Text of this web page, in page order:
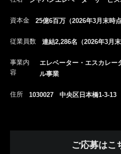
資本金 25億6百万（2026年3月末時
従業員数 連結2,286名（2026年3月末
事業内
容
エレベーター・エスカレー
ル事業
住所 1030027 中央区日本橋1-3-13
ご応募はこ